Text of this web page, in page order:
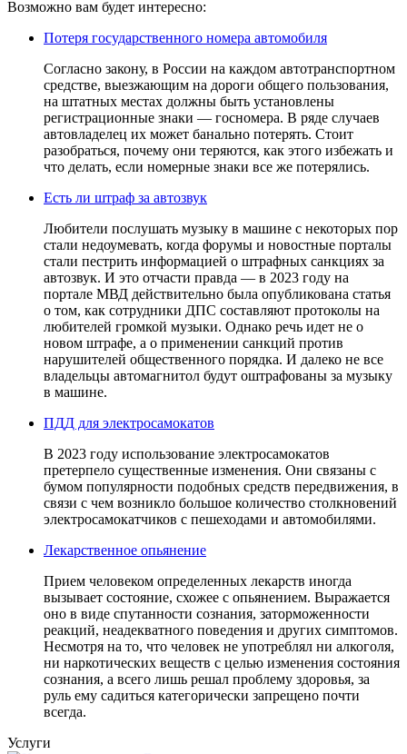
Возможно вам будет интересно:
Потеря государственного номера автомобиля
Согласно закону, в России на каждом автотранспортном
средстве, выезжающим на дороги общего пользования,
на штатных местах должны быть установлены
регистрационные знаки — госномера. В ряде случаев
автовладелец их может банально потерять. Стоит
разобраться, почему они теряются, как этого избежать и
что делать, если номерные знаки все же потерялись.
Есть ли штраф за автозвук
Любители послушать музыку в машине с некоторых пор
стали недоумевать, когда форумы и новостные порталы
стали пестрить информацией о штрафных санкциях за
автозвук. И это отчасти правда — в 2023 году на
портале МВД действительно была опубликована статья
о том, как сотрудники ДПС составляют протоколы на
любителей громкой музыки. Однако речь идет не о
новом штрафе, а о применении санкций против
нарушителей общественного порядка. И далеко не все
владельцы автомагнитол будут оштрафованы за музыку
в машине.
ПДД для электросамокатов
В 2023 году использование электросамокатов
претерпело существенные изменения. Они связаны с
бумом популярности подобных средств передвижения, в
связи с чем возникло большое количество столкновений
электросамокатчиков с пешеходами и автомобилями.
Лекарственное опьянение
Прием человеком определенных лекарств иногда
вызывает состояние, схожее с опьянением. Выражается
оно в виде спутанности сознания, заторможенности
реакций, неадекватного поведения и других симптомов.
Несмотря на то, что человек не употреблял ни алкоголя,
ни наркотических веществ с целью изменения состояния
сознания, а всего лишь решал проблему здоровья, за
руль ему садиться категорически запрещено почти
всегда.
Услуги